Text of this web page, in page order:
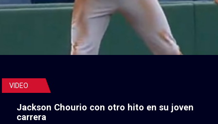
VIDEO
Jackson Chourio con otro hito en su joven
carrera